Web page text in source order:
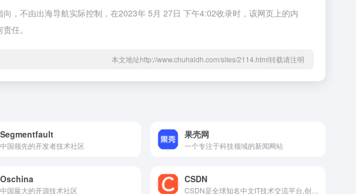
，不由出海导航实际控制，在2023年 5月 27日 下午4:02收录时，该网页上的内
任。
本文地址http://www.chuhaidh.com/sites/2114.html转载请注明
Segmentfault
中国领先的开发者技术社区
果壳网
一个专注于科技领域的新闻网站
Oschina
中国最大的开源技术社区
CSDN